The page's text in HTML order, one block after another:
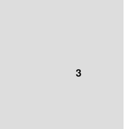
3